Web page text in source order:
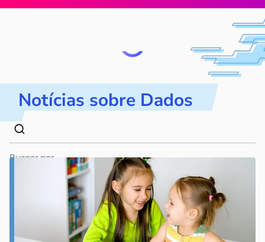
Notícias sobre Dados
para
chave